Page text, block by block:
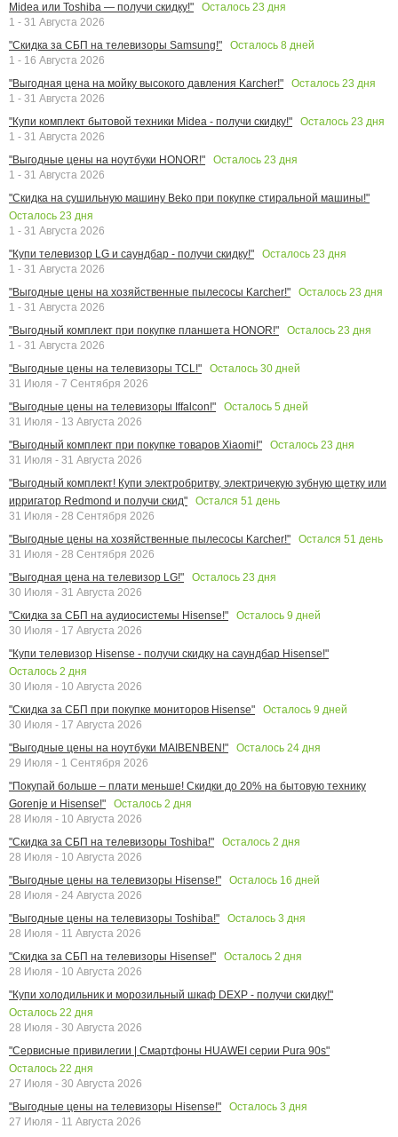
Midea или Toshiba — получи скидку!"
Осталось 23 дня
1 - 31 Августа 2026
"Скидка за СБП на телевизоры Samsung!"
Осталось 8 дней
1 - 16 Августа 2026
"Выгодная цена на мойку высокого давления Karcher!"
Осталось 23 дня
1 - 31 Августа 2026
"Купи комплект бытовой техники Midea - получи скидку!"
Осталось 23 дня
1 - 31 Августа 2026
"Выгодные цены на ноутбуки HONOR!"
Осталось 23 дня
1 - 31 Августа 2026
"Скидка на сушильную машину Beko при покупке стиральной машины!"
Осталось 23 дня
1 - 31 Августа 2026
"Купи телевизор LG и саундбар - получи скидку!"
Осталось 23 дня
1 - 31 Августа 2026
"Выгодные цены на хозяйственные пылесосы Karcher!"
Осталось 23 дня
1 - 31 Августа 2026
"Выгодный комплект при покупке планшета HONOR!"
Осталось 23 дня
1 - 31 Августа 2026
"Выгодные цены на телевизоры TCL!"
Осталось 30 дней
31 Июля - 7 Сентября 2026
"Выгодные цены на телевизоры Iffalcon!"
Осталось 5 дней
31 Июля - 13 Августа 2026
"Выгодный комплект при покупке товаров Xiaomi!"
Осталось 23 дня
31 Июля - 31 Августа 2026
"Выгодный комплект! Купи электробритву, электричекую зубную щетку или
ирригатор Redmond и получи скид"
Остался 51 день
31 Июля - 28 Сентября 2026
"Выгодные цены на хозяйственные пылесосы Karcher!"
Остался 51 день
31 Июля - 28 Сентября 2026
"Выгодная цена на телевизор LG!"
Осталось 23 дня
30 Июля - 31 Августа 2026
"Скидка за СБП на аудиосистемы Hisense!"
Осталось 9 дней
30 Июля - 17 Августа 2026
"Купи телевизор Hisense - получи скидку на саундбар Hisense!"
Осталось 2 дня
30 Июля - 10 Августа 2026
"Скидка за СБП при покупке мониторов Hisense"
Осталось 9 дней
30 Июля - 17 Августа 2026
"Выгодные цены на ноутбуки MAIBENBEN!"
Осталось 24 дня
29 Июля - 1 Сентября 2026
"Покупай больше – плати меньше! Скидки до 20% на бытовую технику
Gorenje и Hisense!"
Осталось 2 дня
28 Июля - 10 Августа 2026
"Скидка за СБП на телевизоры Toshiba!"
Осталось 2 дня
28 Июля - 10 Августа 2026
"Выгодные цены на телевизоры Hisense!"
Осталось 16 дней
28 Июля - 24 Августа 2026
"Выгодные цены на телевизоры Toshiba!"
Осталось 3 дня
28 Июля - 11 Августа 2026
"Скидка за СБП на телевизоры Hisense!"
Осталось 2 дня
28 Июля - 10 Августа 2026
"Купи холодильник и морозильный шкаф DEXP - получи скидку!"
Осталось 22 дня
28 Июля - 30 Августа 2026
"Сервисные привилегии | Смартфоны HUAWEI серии Pura 90s"
Осталось 22 дня
27 Июля - 30 Августа 2026
"Выгодные цены на телевизоры Hisense!"
Осталось 3 дня
27 Июля - 11 Августа 2026